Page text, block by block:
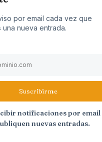
por email cada vez que
una nueva entrada.
Suscribirme
notificaciones por email
nuevas entradas.